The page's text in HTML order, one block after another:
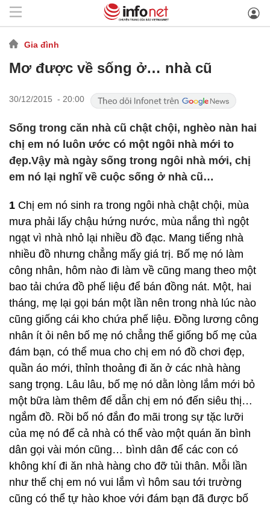
Gia đình
Mơ được về sống ở… nhà cũ
30/12/2015 - 20:00
Sống trong căn nhà cũ chật chội, nghèo nàn hai
chị em nó luôn ước có một ngôi nhà mới to
đẹp.Vậy mà ngày sống trong ngôi nhà mới, chị
em nó lại nghĩ về cuộc sống ở nhà cũ…
1 Chị em nó sinh ra trong ngôi nhà chật chội, mùa
mưa phải lấy chậu hứng nước, mùa nắng thì ngột
ngạt vì nhà nhỏ lại nhiều đồ đạc. Mang tiếng nhà
nhiều đồ nhưng chẳng mấy giá trị. Bố mẹ nó làm
công nhân, hôm nào đi làm về cũng mang theo một
bao tải chứa đồ phế liệu để bán đồng nát. Một, hai
tháng, mẹ lại gọi bán một lần nên trong nhà lúc nào
cũng giống cái kho chứa phế liệu. Đồng lương công
nhân ít ỏi nên bố mẹ nó chẳng thể giống bố mẹ của
đám bạn, có thể mua cho chị em nó đồ chơi đẹp,
quần áo mới, thỉnh thoảng đi ăn ở các nhà hàng
sang trọng. Lâu lâu, bố mẹ nó dằn lòng lắm mới bỏ
một bữa làm thêm để dẫn chị em nó đến siêu thị…
ngắm đồ. Rồi bố nó đắn đo mãi trong sự tặc lưỡi
của mẹ nó để cả nhà có thể vào một quán ăn bình
dân gọi vài món cũng… bình dân để các con có
không khí đi ăn nhà hàng cho đỡ tủi thân. Mỗi lần
như thế chị em nó vui lắm vì hôm sau tới trường
cũng có thể tự hào khoe với đám bạn đã được bố